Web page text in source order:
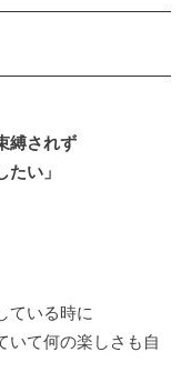
縛されず
い」
ている時に
いて何の楽しさも自